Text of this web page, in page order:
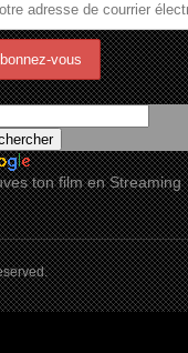
ton film en Streaming